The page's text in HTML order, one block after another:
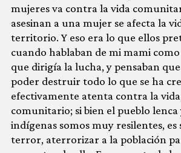
mujeres va contra la vida
asesinan a una mujer se afecta la
territorio. Y eso era lo que ellos
cuando hablaban de mi mami
que dirigía la lucha, y pensaban
poder destruir todo lo que se ha
efectivamente atenta contra la
comunitario; si bien el pueblo lenca
indígenas somos muy resilentes, es
terror, aterrorizar a la población